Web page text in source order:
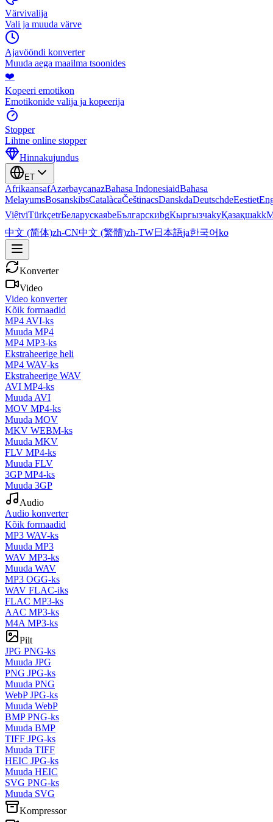
Värvivalija
Vali ja muuda värve
Ajavööndi konverter
Muuda aega maailma tsoonides
❤️
Kopeeri emotikon
Emotikonide valija ja kopeerija
Stopper
Lihtne online stopper
Hinnakujundus
ET
AfrikaansafAzərbaycanazBahasa IndonesiaidBahasa
MelayumsBosanskibsCatalàcaČeštinacsDanskdaDeutschdeEestiet
ViệtviTürkçetrБеларускаяbeБългарскиbgКыргызчаkyҚазақшаkk
中文 (简体)zh-CN中文 (繁體)zh-TW日本語ja한국어ko
Konverter
Video
Video konverter
Kõik formaadid
MP4 AVI-ks
Muuda MP4
MP4 MP3-ks
Ekstraheerige heli
MP4 WAV-ks
Ekstraheerige WAV
AVI MP4-ks
Muuda AVI
MOV MP4-ks
Muuda MOV
MKV WEBM-ks
Muuda MKV
FLV MP4-ks
Muuda FLV
3GP MP4-ks
Muuda 3GP
Audio
Audio konverter
Kõik formaadid
MP3 WAV-ks
Muuda MP3
WAV MP3-ks
Muuda WAV
MP3 OGG-ks
WAV FLAC-iks
FLAC MP3-ks
AAC MP3-ks
M4A MP3-ks
Pilt
JPG PNG-ks
Muuda JPG
PNG JPG-ks
Muuda PNG
WebP JPG-ks
Muuda WebP
BMP PNG-ks
Muuda BMP
TIFF JPG-ks
Muuda TIFF
HEIC JPG-ks
Muuda HEIC
SVG PNG-ks
Muuda SVG
Kompressor